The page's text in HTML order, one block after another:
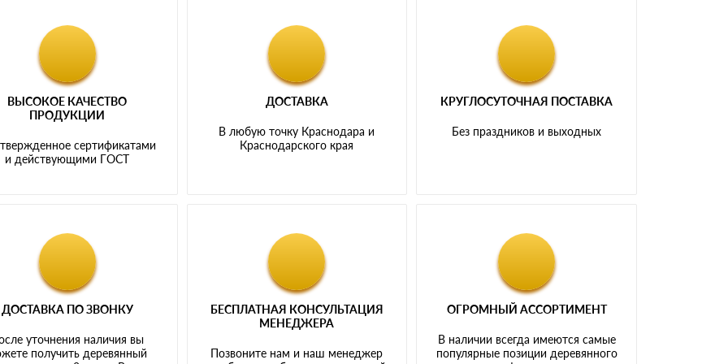
ВЫСОКОЕ КАЧЕСТВО
ПРОДУКЦИИ
сертификатами
и действующими ГОСТ
ДОСТАВКА
В любую точку Краснодара и
Краснодарского края
КРУГЛОСУТОЧНАЯ ПОСТАВКА
Без праздников и выходных
ДОСТАВКА ПО ЗВОНКУ
уточнения наличия вы
получить деревянный
БЕСПЛАТНАЯ КОНСУЛЬТАЦИЯ
МЕНЕДЖЕРА
Позвоните нам и наш менеджер
ОГРОМНЫЙ АССОРТИМЕНТ
В наличии всегда имеются самые
популярные позиции деревянного